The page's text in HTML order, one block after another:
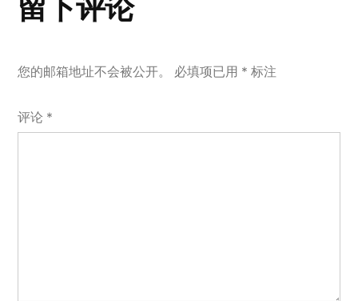
留下评论
您的邮箱地址不会被公开。 必填项已用 * 标注
评论 *